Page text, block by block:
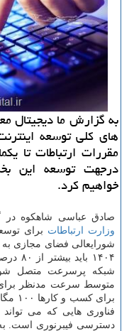
به گزارش ما دیجیتال
های کلی توسعه
مقررات ارتباطات تا
درجهت توسعه این
خواهیم کرد.
صادق عباسی شاهکوه در
وزارت ارتباطات برای
شورایعالی فضای مجازی
شبکه پرسرعت متصل
فناوری هایی که می
دسترسی فیبرنوری است.